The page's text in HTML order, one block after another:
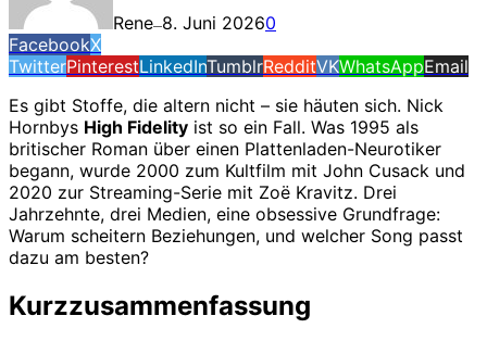
Rene—8. Juni 20260
FacebookX
TwitterPinterestLinkedInTumblrRedditVKWhatsAppEmail
Es gibt Stoffe, die altern nicht – sie häuten sich. Nick
Hornbys High Fidelity ist so ein Fall. Was 1995 als
britischer Roman über einen Plattenladen-Neurotiker
begann, wurde 2000 zum Kultfilm mit John Cusack und
2020 zur Streaming-Serie mit Zoë Kravitz. Drei
Jahrzehnte, drei Medien, eine obsessive Grundfrage:
Warum scheitern Beziehungen, und welcher Song passt
dazu am besten?
Kurzzusammenfassung